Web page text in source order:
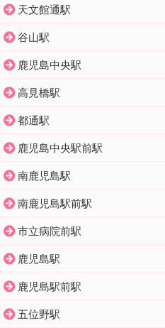
天文館通駅
谷山駅
鹿児島中央駅
高見橋駅
都通駅
鹿児島中央駅前駅
南鹿児島駅
南鹿児島駅前駅
市立病院前駅
鹿児島駅
鹿児島駅前駅
五位野駅